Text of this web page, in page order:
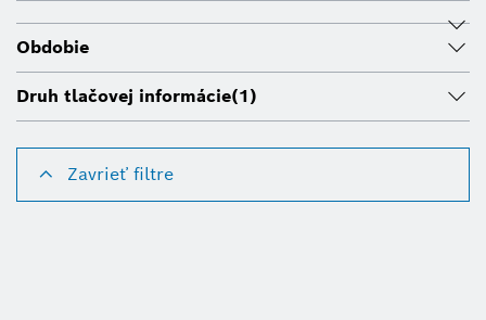
Obdobie
Druh tlačovej informácie(1)
Zavrieť filtre